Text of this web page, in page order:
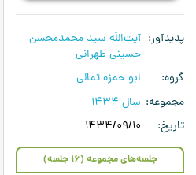
پدیدآور
آیت‌اللَه سید محمدمحسن
حسینی طهرانی
گروه
ابو حمزه ثمالی
مجموعه سال 1434
تاریخ
1434/09/10
جلسه‌های مجموعه (16 جلسه)